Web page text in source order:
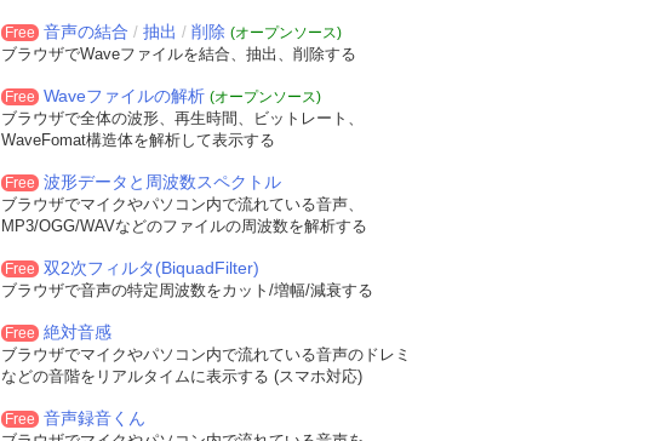
Free 音声の結合 / 抽出 / 削除 (オープンソース)
ブラウザでWaveファイルを結合、抽出、削除する
Free Waveファイルの解析 (オープンソース)
ブラウザで全体の波形、再生時間、ビットレート、
WaveFomat構造体を解析して表示する
Free 波形データと周波数スペクトル
ブラウザでマイクやパソコン内で流れている音声、
MP3/OGG/WAVなどのファイルの周波数を解析する
Free 双2次フィルタ(BiquadFilter)
ブラウザで音声の特定周波数をカット/増幅/減衰する
Free 絶対音感
ブラウザでマイクやパソコン内で流れている音声のドレミ
などの音階をリアルタイムに表示する (スマホ対応)
Free 音声録音くん